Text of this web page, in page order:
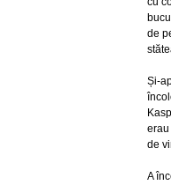
de
Și-
erau
de
A